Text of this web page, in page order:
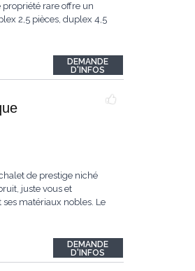
rare offre un
2,5 pièces, duplex 4,5
DEMANDE
D'INFOS
de prestige niché
juste vous et
matériaux nobles. Le
DEMANDE
D'INFOS